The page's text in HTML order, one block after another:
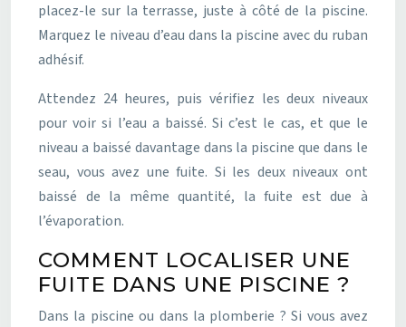
placez-le sur la terrasse, juste à côté de la piscine.
Marquez le niveau d’eau dans la piscine avec du ruban
adhésif.
Attendez 24 heures, puis vérifiez les deux niveaux
pour voir si l’eau a baissé. Si c’est le cas, et que le
niveau a baissé davantage dans la piscine que dans le
seau, vous avez une fuite. Si les deux niveaux ont
baissé de la même quantité, la fuite est due à
l’évaporation.
COMMENT LOCALISER UNE
FUITE DANS UNE PISCINE ?
Dans la piscine ou dans la plomberie ? Si vous avez